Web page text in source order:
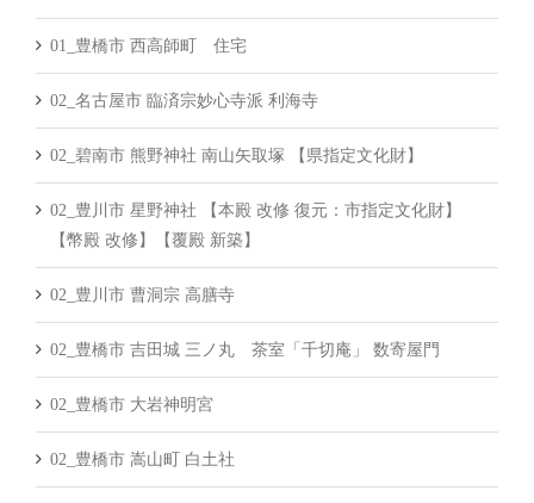
01_豊橋市 西高師町 住宅
02_名古屋市 臨済宗妙心寺派 利海寺
02_碧南市 熊野神社 南山矢取塚 【県指定文化財】
02_豊川市 星野神社 【本殿 改修 復元：市指定文化財】
【幣殿 改修】【覆殿 新築】
02_豊川市 曹洞宗 高膳寺
02_豊橋市 吉田城 三ノ丸 茶室「千切庵」 数寄屋門
02_豊橋市 大岩神明宮
02_豊橋市 嵩山町 白土社